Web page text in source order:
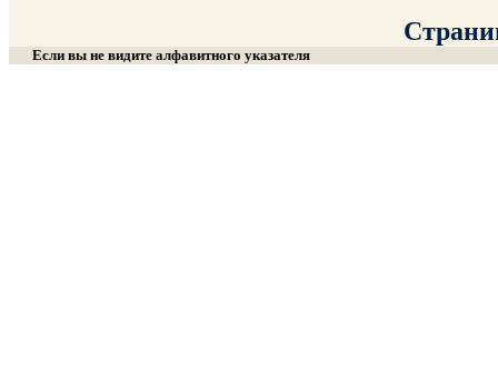
Если вы не видите алфавитного указателя